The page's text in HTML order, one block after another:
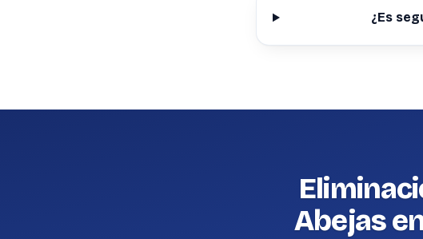
¿Es
Abejas